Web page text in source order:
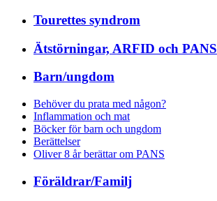
Tourettes syndrom
Ätstörningar, ARFID och PANS
Barn/ungdom
Behöver du prata med någon?
Inflammation och mat
Böcker för barn och ungdom
Berättelser
Oliver 8 år berättar om PANS
Föräldrar/Familj